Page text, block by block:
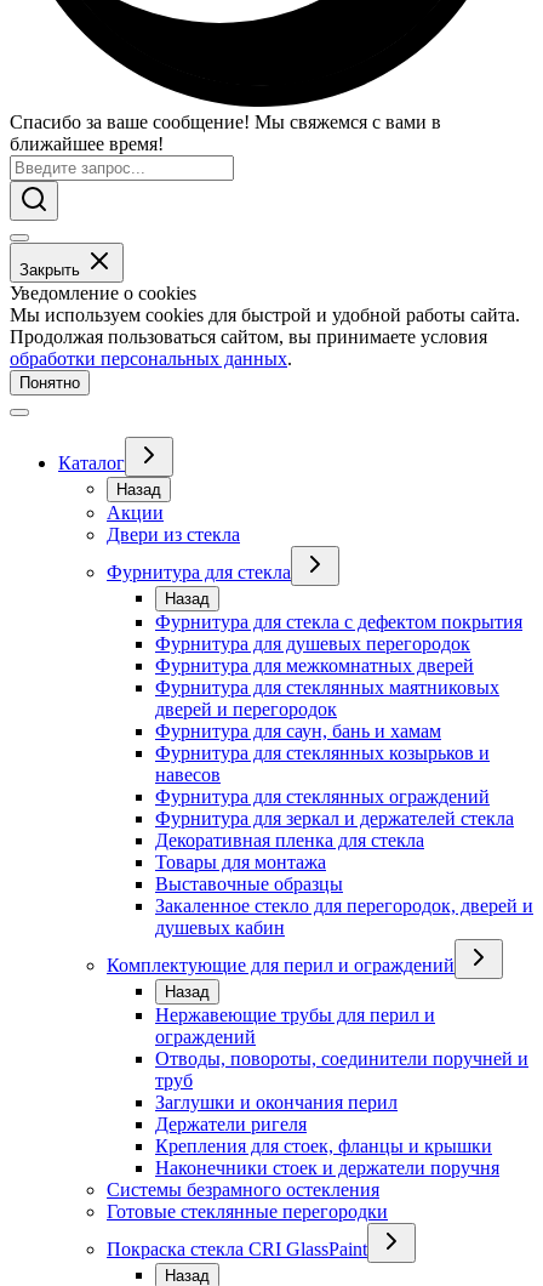
Спасибо за ваше сообщение! Мы свяжемся с вами в
ближайшее время!
Закрыть
Уведомление о cookies
Мы используем cookies для быстрой и удобной работы сайта.
Продолжая пользоваться сайтом, вы принимаете условия
обработки персональных данных.
Понятно
Каталог
Назад
Акции
Двери из стекла
Фурнитура для стекла
Назад
Фурнитура для стекла с дефектом покрытия
Фурнитура для душевых перегородок
Фурнитура для межкомнатных дверей
Фурнитура для стеклянных маятниковых
дверей и перегородок
Фурнитура для саун, бань и хамам
Фурнитура для стеклянных козырьков и
навесов
Фурнитура для стеклянных ограждений
Фурнитура для зеркал и держателей стекла
Декоративная пленка для стекла
Товары для монтажа
Выставочные образцы
Закаленное стекло для перегородок, дверей и
душевых кабин
Комплектующие для перил и ограждений
Назад
Нержавеющие трубы для перил и
ограждений
Отводы, повороты, соединители поручней и
труб
Заглушки и окончания перил
Держатели ригеля
Крепления для стоек, фланцы и крышки
Наконечники стоек и держатели поручня
Системы безрамного остекления
Готовые стеклянные перегородки
Покраска стекла CRI GlassPaint
Назад